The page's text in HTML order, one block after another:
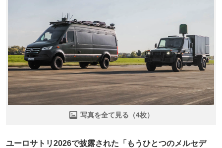
写真を全て見る（4枚）
ユーロサトリ2026で披露された「もうひとつのメルセデ